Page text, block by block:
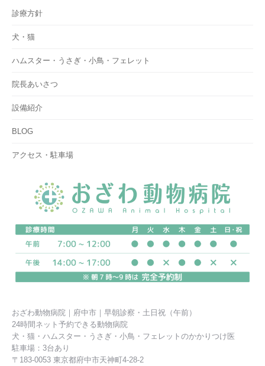
診療方針
犬・猫
ハムスター・うさぎ・小鳥・フェレット
院長あいさつ
設備紹介
BLOG
アクセス・駐車場
おざわ動物病院｜府中市｜早朝診察・土日祝（午前）
24時間ネット予約できる動物病院
犬・猫・ハムスター・うさぎ・小鳥・フェレットのかかりつけ医
駐車場：3台あり
〒183-0053 東京都府中市天神町4-28-2